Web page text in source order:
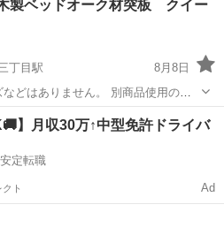
製ベッドオーク材突板 クイー
丁目駅
8月8日
どはありません。 別商品使用のた
駅 ベッド 突板
】月収30万↑中型免許ドライバ
定転職
ト Ad